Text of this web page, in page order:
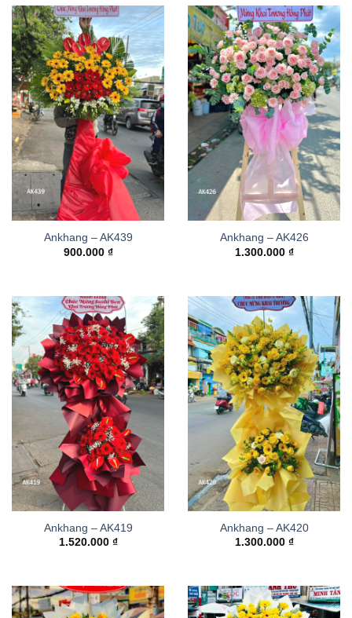
Ankhang – AK439
900.000 ₫
Ankhang – AK426
1.300.000 ₫
Ankhang – AK419
1.520.000 ₫
Ankhang – AK420
1.300.000 ₫